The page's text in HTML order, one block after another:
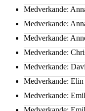
Medverkande:
Medverkande:
Medverkande:
Medverkande:
Medverkande:
Medverkande:
Medverkande: